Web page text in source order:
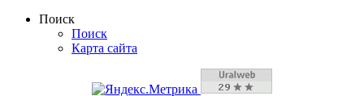
Поиск
Поиск
Карта сайта